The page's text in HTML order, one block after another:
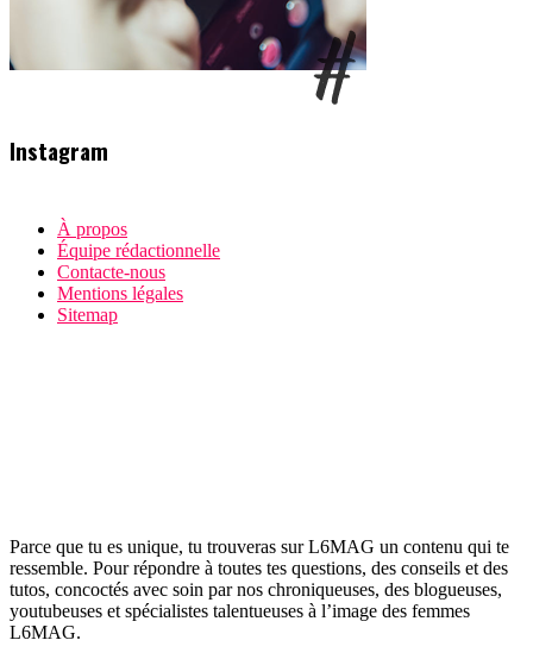
Instagram
À propos
Équipe rédactionnelle
Contacte-nous
Mentions légales
Sitemap
Parce que tu es unique, tu trouveras sur L6MAG un contenu qui te
ressemble. Pour répondre à toutes tes questions, des conseils et des
tutos, concoctés avec soin par nos chroniqueuses, des blogueuses,
youtubeuses et spécialistes talentueuses à l’image des femmes
L6MAG.